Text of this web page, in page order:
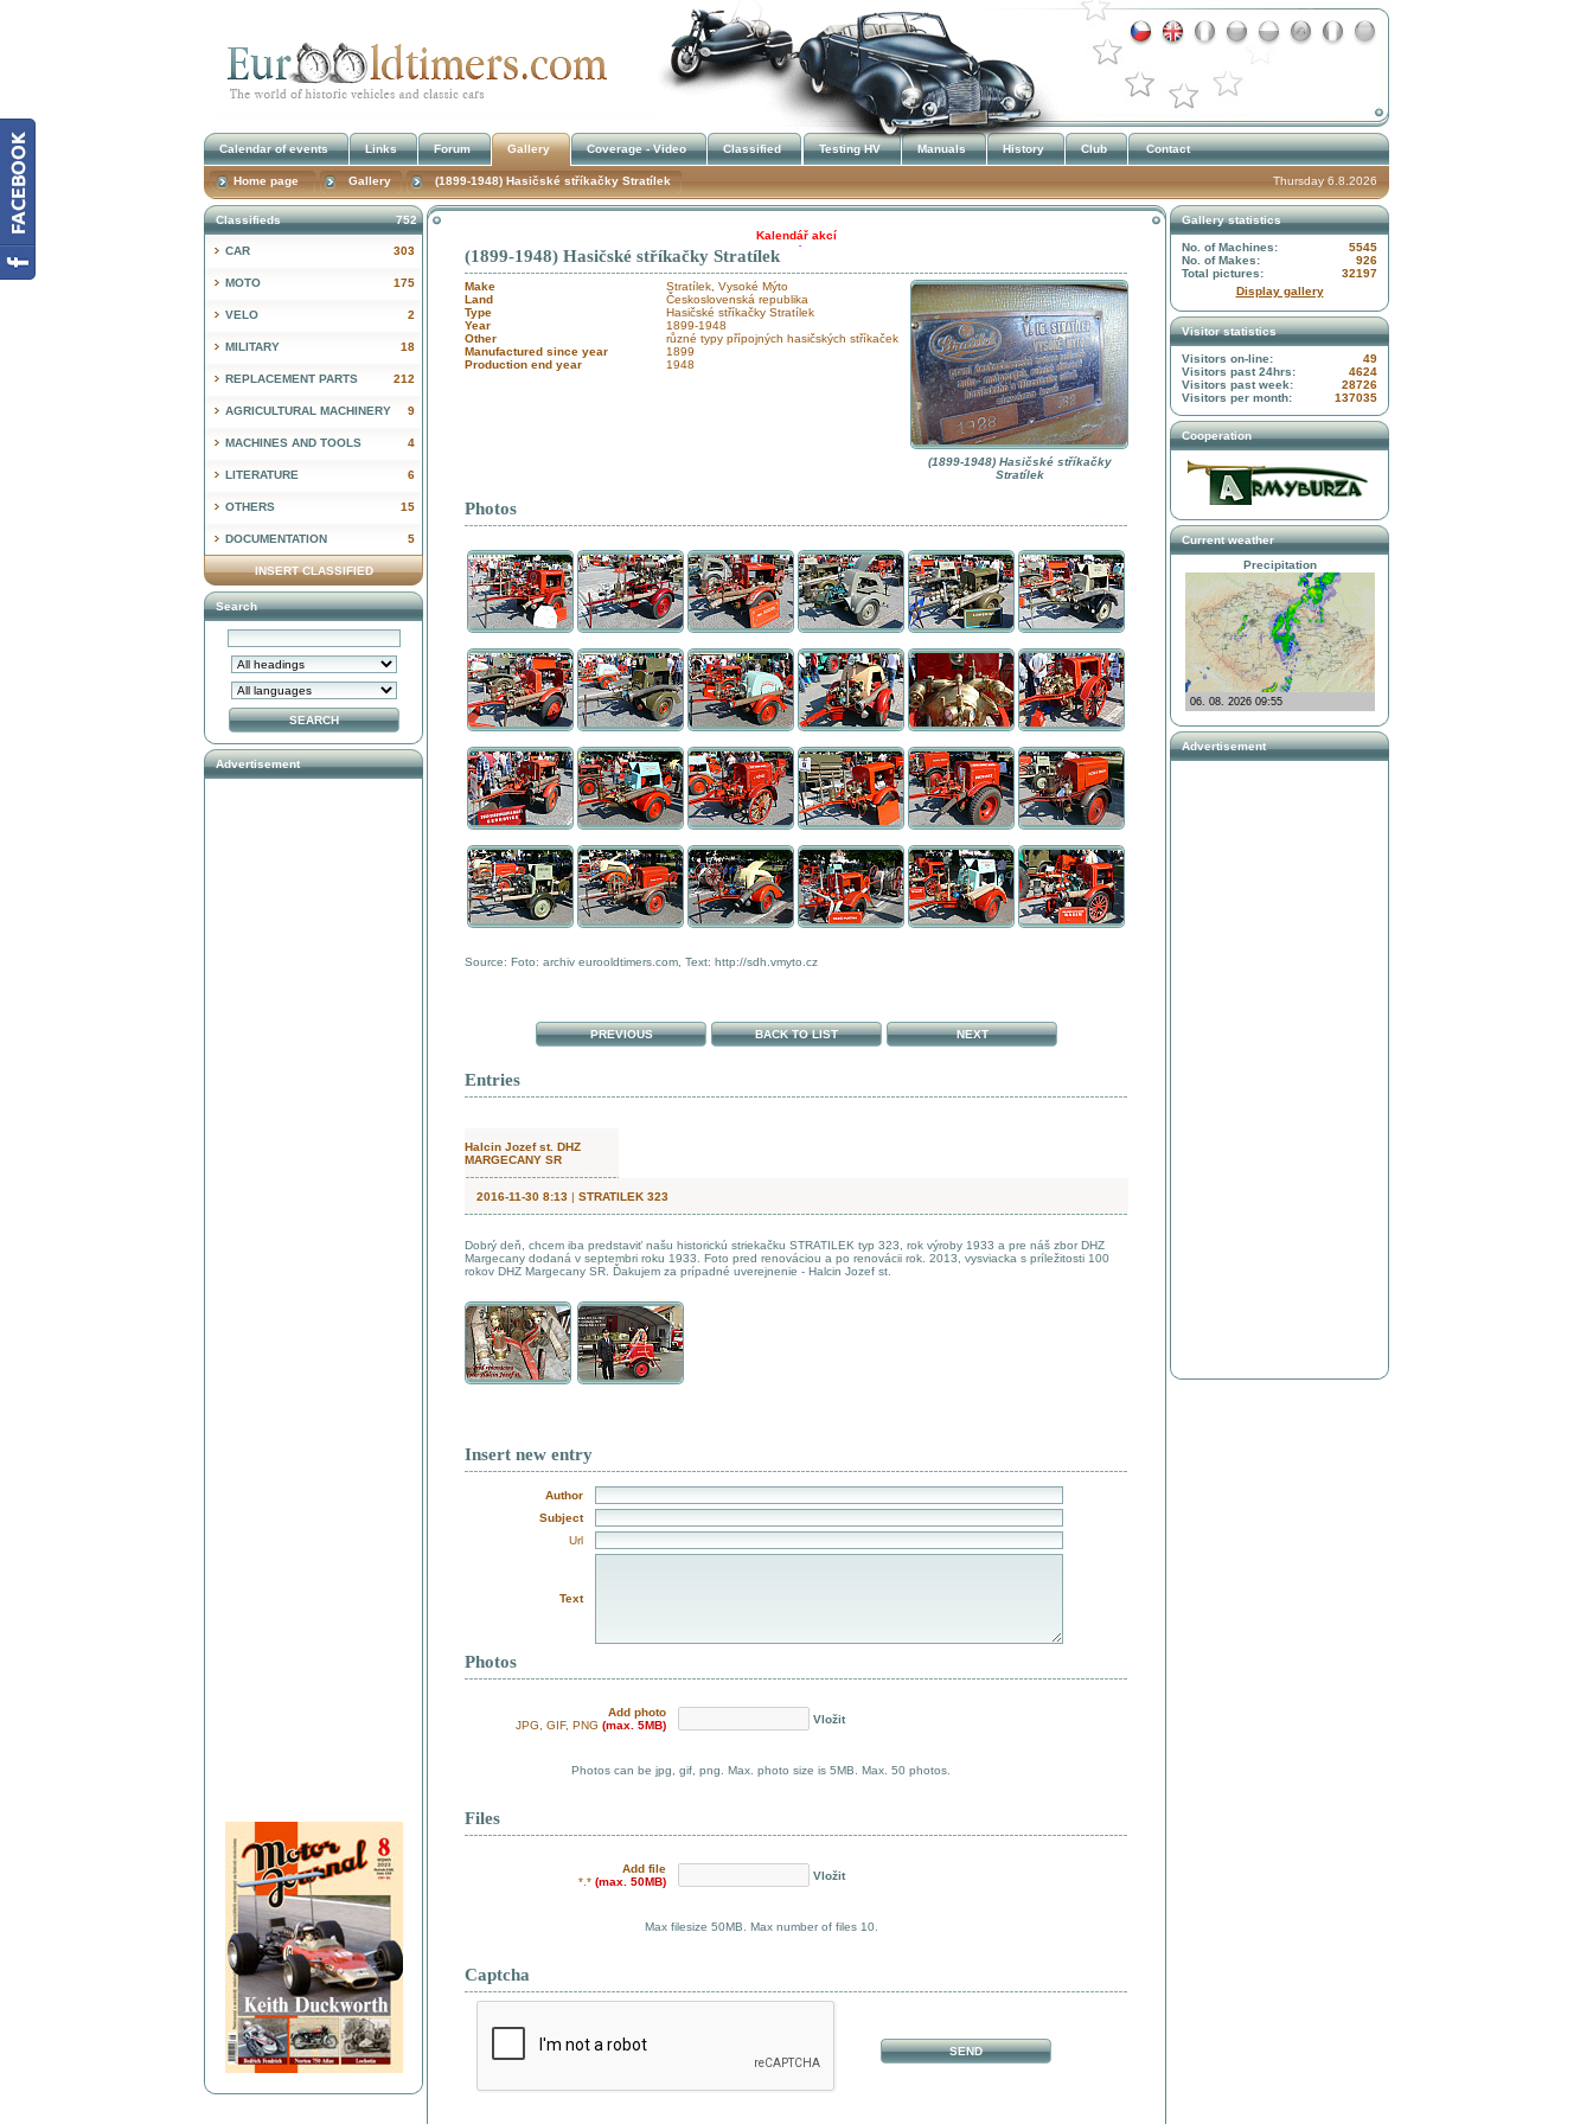
(1899-1948) Hasičské stříkačky Stratílek
(1899-1948) Hasičské stříkačky
Stratílek
Make
Stratílek, Vysoké Mýto
Land
Československá republika
Type
Hasičské stříkačky Stratílek
Year
1899-1948
Other
různé typy přípojných hasičských stříkaček
Manufactured since year
1899
Production end year
1948
Photos
Source: Foto: archiv eurooldtimers.com, Text: http://sdh.vmyto.cz
PREVIOUS BACK TO LIST NEXT
Entries
Halcin Jozef st. DHZ
MARGECANY SR
2016-11-30 8:13 | STRATILEK 323
Dobrý deň, chcem iba predstaviť našu historickú striekačku STRATILEK typ 323, rok výroby 1933 a pre náš zbor DHZ
Margecany dodaná v septembri roku 1933. Foto pred renováciou a po renovácii rok. 2013, vysviacka s príležitosti 100
rokov DHZ Margecany SR. Ďakujem za prípadné uverejnenie - Halcin Jozef st.
Insert new entry
Author
Subject
Url
Text
Photos
Add photo
JPG, GIF, PNG (max. 5MB) Vložit
Photos can be jpg, gif, png. Max. photo size is 5MB. Max. 50 photos.
Files
Add file
*.* (max. 50MB) Vložit
Max filesize 50MB. Max number of files 10.
Captcha
752
Classifieds
303
CAR
175
MOTO
2
VELO
18
MILITARY
212
REPLACEMENT PARTS
9
AGRICULTURAL MACHINERY
4
MACHINES AND TOOLS
6
LITERATURE
15
OTHERS
5
DOCUMENTATION
INSERT CLASSIFIED
Search
Advertisement
Gallery statistics
5545
No. of Machines:
926
No. of Makes:
32197
Total pictures:
Display gallery
Visitor statistics
49
Visitors on-line:
4624
Visitors past 24hrs:
28726
Visitors past week:
137035
Visitors per month:
Cooperation
Current weather
Precipitation
Advertisement
Thursday 6.8.2026
Calendar of events Links Forum Gallery Coverage - Video Classified Testing HV Manuals History Club Contact
Home page Gallery (1899-1948) Hasičské stříkačky Stratílek
!!! UKRADENÉ STROJE !!!
Kalendář akcí